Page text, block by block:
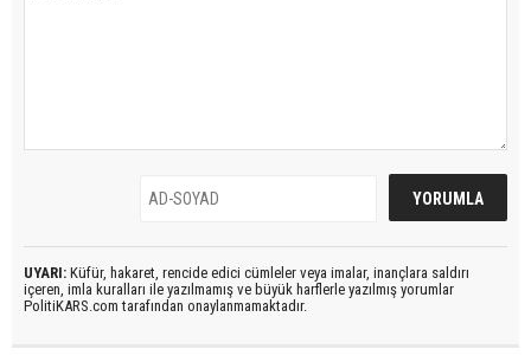
UYARI: Küfür, hakaret, rencide edici cümleler veya imalar, inançlara saldırı
içeren, imla kuralları ile yazılmamış ve büyük harflerle yazılmış yorumlar
PolitiKARS.com tarafından onaylanmamaktadır.